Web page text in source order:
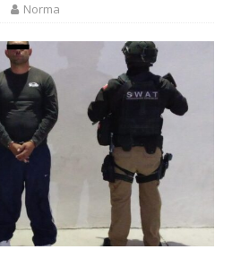
Norma